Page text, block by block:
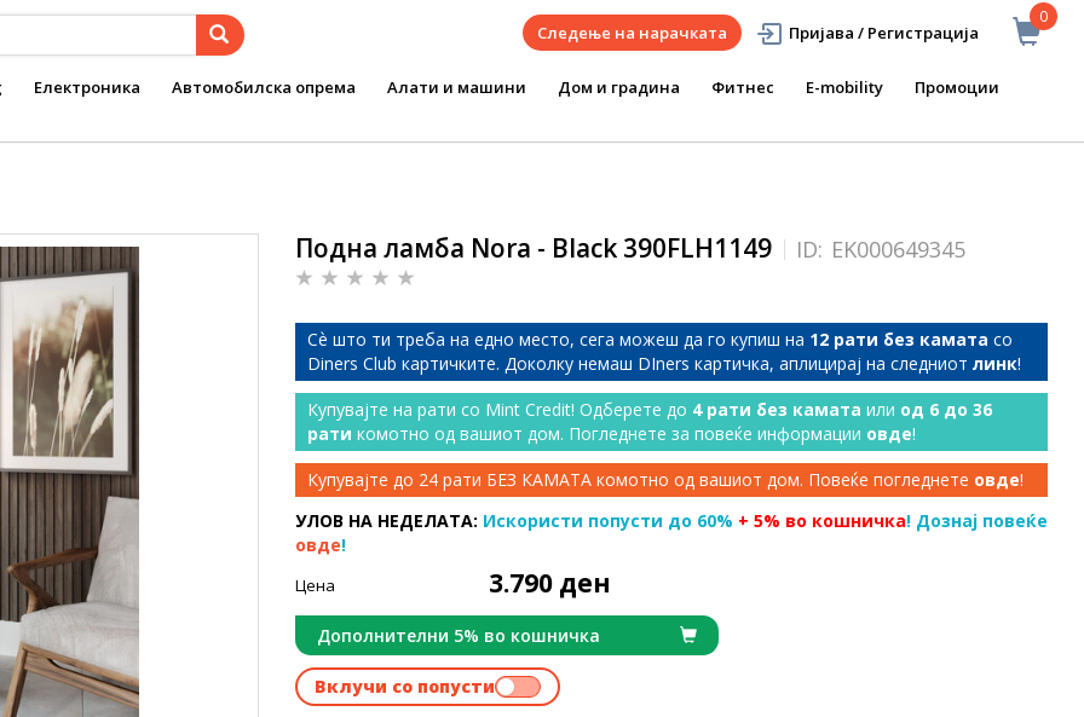
0
Следење на нарачката Пријава / Регистрација
Електроника Автомобилска опрема Алати и машини Дом и градина Фитнес E-mobility Промоции
Подна ламба Nora - Black 390FLH1149 ID: EK000649345
Сѐ што ти треба на едно место, сега можеш да го купиш на 12 рати без камата со
Diners Club картичките. Доколку немаш DIners картичка, аплицирај на следниот линк!
Купувајте на рати со Mint Credit! Одберете до 4 рати без камата или од 6 до 36
рати комотно од вашиот дом. Погледнете за повеќе информации овде!
Купувајте до 24 рати БЕЗ КАМАТА комотно од вашиот дом. Повеќе погледнете овде!
УЛОВ НА НЕДЕЛАТА: Искористи попусти до 60% + 5% во кошничка! Дознај повеќе
овде!
Цена 3.790 ден
Дополнителни 5% во кошничка
Вклучи со попусти